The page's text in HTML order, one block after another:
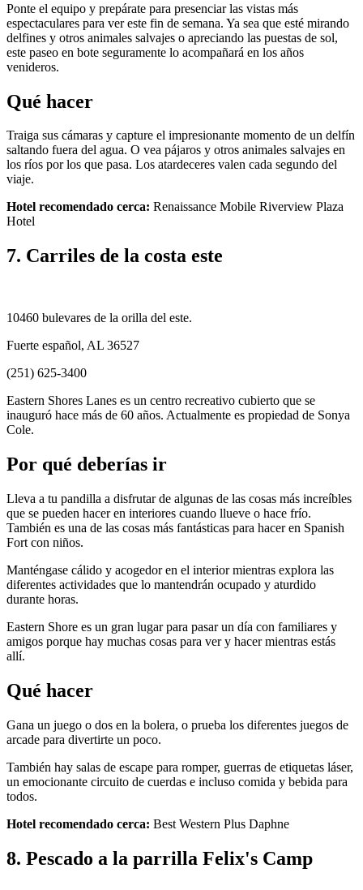
Ponte el equipo y prepárate para presenciar las vistas más
espectaculares para ver este fin de semana. Ya sea que esté mirando
delfines y otros animales salvajes o apreciando las puestas de sol,
este paseo en bote seguramente lo acompañará en los años
venideros.
Qué hacer
Traiga sus cámaras y capture el impresionante momento de un delfín
saltando fuera del agua. O vea pájaros y otros animales salvajes en
los ríos por los que pasa. Los atardeceres valen cada segundo del
viaje.
Hotel recomendado cerca: Renaissance Mobile Riverview Plaza
Hotel
7. Carriles de la costa este
10460 bulevares de la orilla del este.
Fuerte español, AL 36527
(251) 625-3400
Eastern Shores Lanes es un centro recreativo cubierto que se
inauguró hace más de 60 años. Actualmente es propiedad de Sonya
Cole.
Por qué deberías ir
Lleva a tu pandilla a disfrutar de algunas de las cosas más increíbles
que se pueden hacer en interiores cuando llueve o hace frío.
También es una de las cosas más fantásticas para hacer en Spanish
Fort con niños.
Manténgase cálido y acogedor en el interior mientras explora las
diferentes actividades que lo mantendrán ocupado y aturdido
durante horas.
Eastern Shore es un gran lugar para pasar un día con familiares y
amigos porque hay muchas cosas para ver y hacer mientras estás
allí.
Qué hacer
Gana un juego o dos en la bolera, o prueba los diferentes juegos de
arcade para divertirte un poco.
También hay salas de escape para romper, guerras de etiquetas láser,
un emocionante circuito de cuerdas e incluso comida y bebida para
todos.
Hotel recomendado cerca: Best Western Plus Daphne
8. Pescado a la parrilla Felix's Camp